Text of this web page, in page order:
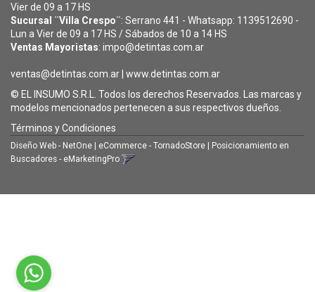
Vier de 09 a 17 HS
Sucursal ¨Villa Crespo¨: Serrano 441 - Whatsapp: 1139512690 -
Lun a Vier de 09 a 17 HS / Sábados de 10 a 14 HS
Ventas Mayoristas: impo@detintas.com.ar
ventas@detintas.com.ar www.detintas.com.ar
© EL INSUMO S.R.L. Todos los derechos Reservados. Las marcas y
modelos mencionados pertenecen a sus respectivos dueños.
Términos y Condiciones
Diseño Web - NetOne eCommerce - TornadoStore
Posicionamiento en
Buscadores - eMarketingPro